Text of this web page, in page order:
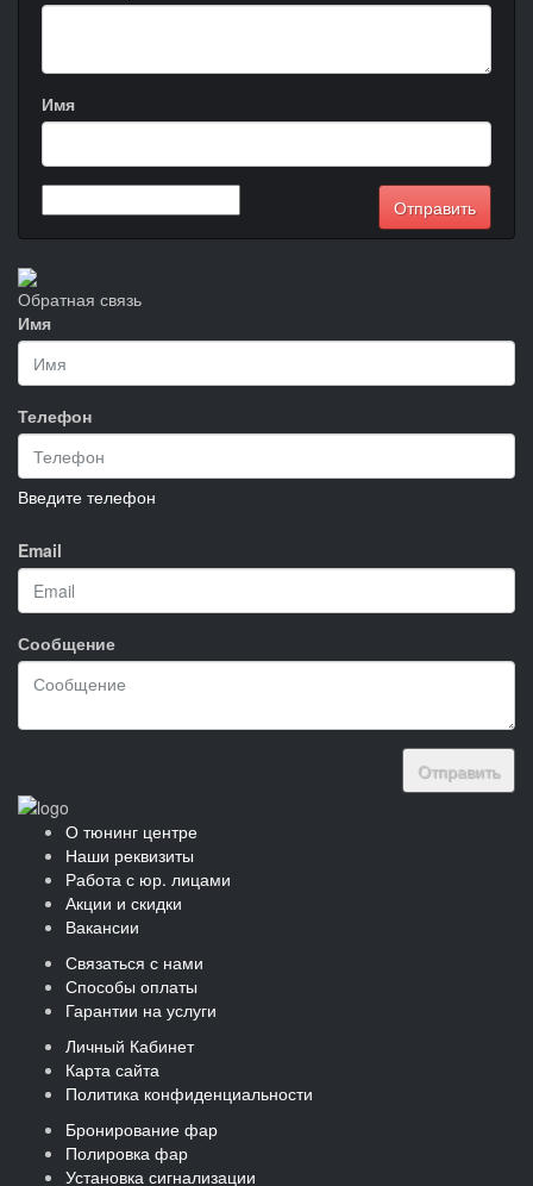
Имя
Обратная связь
Имя
Телефон
Введите телефон
Email
Сообщение
Отправить
О тюнинг центре
Наши реквизиты
Работа с юр. лицами
Акции и скидки
Вакансии
Связаться с нами
Способы оплаты
Гарантии на услуги
Личный Кабинет
Карта сайта
Политика конфиденциальности
Бронирование фар
Полировка фар
Установка сигнализации